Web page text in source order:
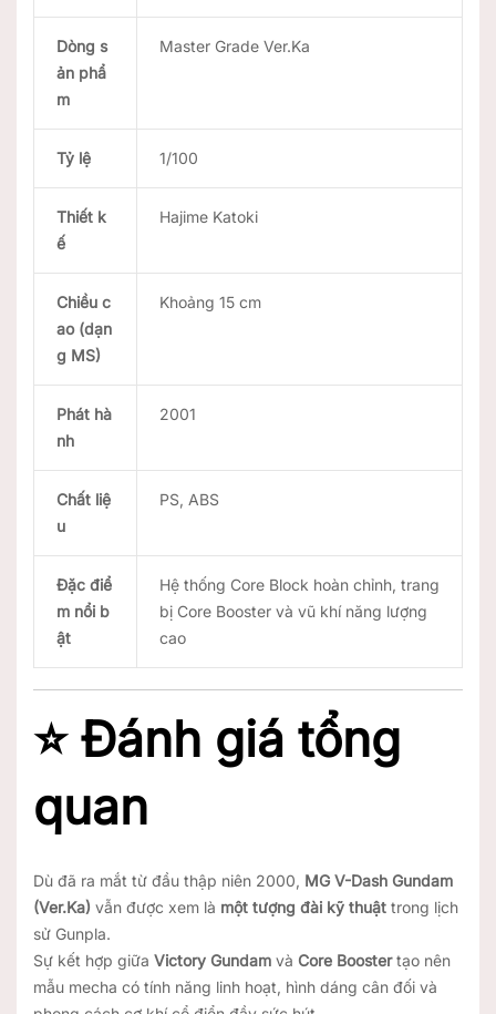
Dòng s
ản phẩ
m
Master Grade Ver.Ka
Tỷ lệ 1/100
Thiết k
ế
Hajime Katoki
Chiều c
ao (dạn
g MS)
Khoảng 15 cm
Phát hà
nh
2001
Chất liệ
u
PS, ABS
Đặc điể
m nổi b
ật
Hệ thống Core Block hoàn chỉnh, trang
bị Core Booster và vũ khí năng lượng
cao
⭐ Đánh giá tổng
quan
Dù đã ra mắt từ đầu thập niên 2000, MG V-Dash Gundam
(Ver.Ka) vẫn được xem là một tượng đài kỹ thuật trong lịch
sử Gunpla.
Sự kết hợp giữa Victory Gundam và Core Boostertạo nên
mẫu mecha có tính năng linh hoạt, hình dáng cân đối và